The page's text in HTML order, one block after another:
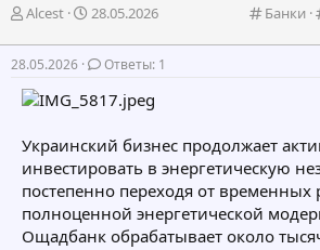
К
т
и
я
Банки
А
т
о
р
т
м
ы
Alcest
Д
т
а
а
а
л
а
28.05.2026
28.05.2026 Ответы: 1
Украинский бизнес продолжает
инвестировать в энергетическую
постепенно переходя от
полноценной энергетической
Ощадбанк обрабатывает около